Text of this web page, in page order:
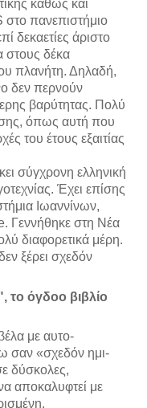
καθώς και
στο πανεπιστήμιο
δεκαετίες άριστο
στους δέκα
πλανήτη. Δηλαδή,
δεν περνούν
βαρύτητας. Πολύ
όπως αυτή που
του έτους εξαιτίας
σύγχρονη ελληνική
Έχει επίσης
Ιωαννίνων,
Γεννήθηκε στη Νέα
διαφορετικά μέρη.
ξέρει σχεδόν
το όγδοο βιβλίο
με αυτο-
σαν «σχεδόν ημι-
δύσκολες,
αποκαλυφτεί με